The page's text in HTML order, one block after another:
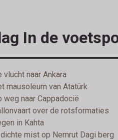
In de
vlucht naar Ankara
mausoleum van Atatürk
weg naar Cappadocië
over de rotsformaties
in Kahta
mist op Nemrut Dagi berg